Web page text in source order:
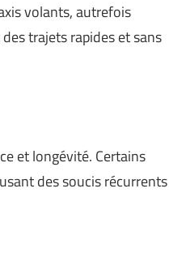
volants, autrefois
trajets rapides et sans
et longévité. Certains
des soucis récurrents